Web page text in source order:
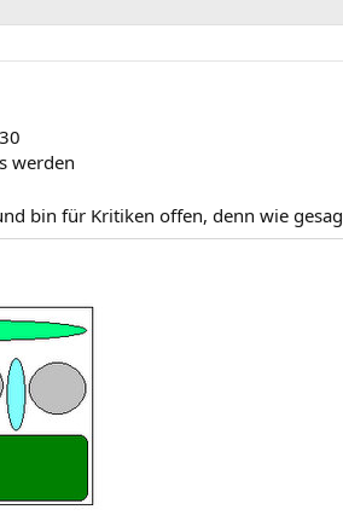
werden
bin für Kritiken offen, denn wie